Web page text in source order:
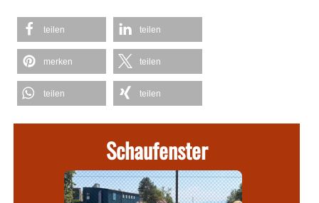
teilen teilen
merken teilen
teilen teilen
Schaufenster